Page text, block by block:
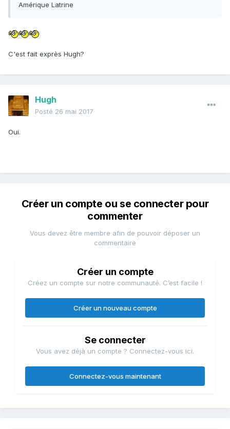
Amérique Latrine
C'est fait exprès Hugh?
Hugh
Posté 26 mai 2017
Oui.
Créer un compte ou se connecter pour
commenter
Vous devez être membre afin de pouvoir déposer un
commentaire
Créer un compte
Créez un compte sur notre communauté. C’est facile !
Créer un nouveau compte
Se connecter
Vous avez déjà un compte ? Connectez-vous ici.
Connectez-vous maintenant